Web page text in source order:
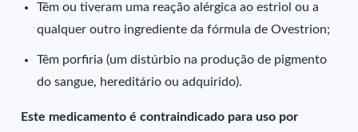
Têm ou tiveram uma reação alérgica ao estriol ou a
qualquer outro ingrediente da fórmula de Ovestrion;
Têm porfiria (um distúrbio na produção de pigmento
do sangue, hereditário ou adquirido).
Este medicamento é contraindicado para uso por